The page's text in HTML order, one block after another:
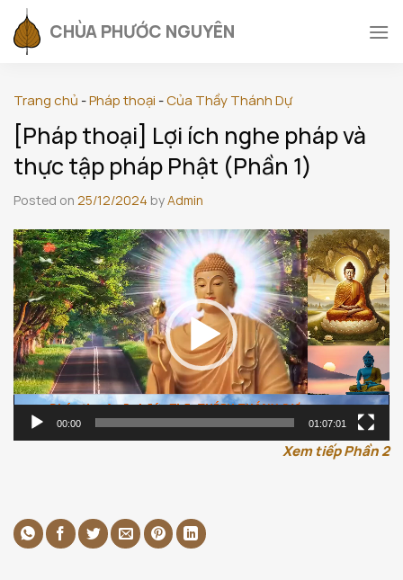
to
content
CHÙA PHƯỚC NGUYÊN
Trang chủ -Pháp thoại -Của Thầy Thánh Dự
[Pháp thoại] Lợi ích nghe pháp và
thực tập pháp Phật (Phần 1)
Posted on 25/12/2024 byAdmin
Trình
chơi
Video
00:00 01:07:01
Xem tiếp Phần 2